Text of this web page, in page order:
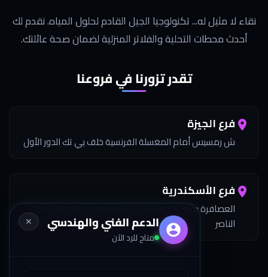
نقاء لا مثيل له... تكنولوجيا الجيل القادم لحلول المياه. نقدم لك
أحدث محطات التحلية والفلاتر المنزلية لضمان صحة عائلتك.
تقدر تزورنا في فروعنا
فرع الجيزة
ش رمسيس أمام المغسلة الفرنسية خلف بي تك الدور الأول
فرع الأسكندرية
العصافرة بحري 3 مستشفى السبع متفرع من جمال عبد
الناصر
✕ الدعم الفني والهندسي
متاح للرد الآن